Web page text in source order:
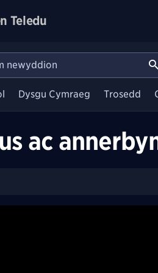
Teledu
Dysgu Cymraeg Trosedd
ac